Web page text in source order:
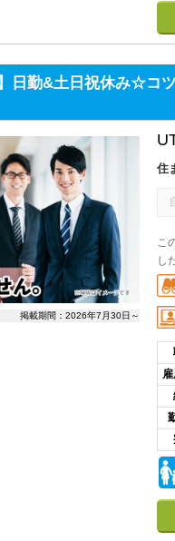
】日勤&土日祝休み☆コ
掲載期間：2026年7月30日～
住
こ
し